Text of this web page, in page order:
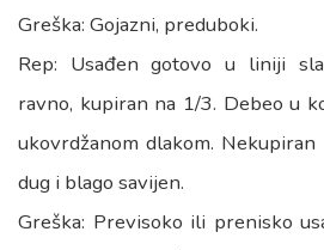
Greška: Gojazni, preduboki.
Rep: Usađen gotovo u liniji
ravno, kupiran na 1/3. Debeo u
ukovrdžanom dlakom.
dug i blago savijen.
Greška: Previsoko ili prenisko